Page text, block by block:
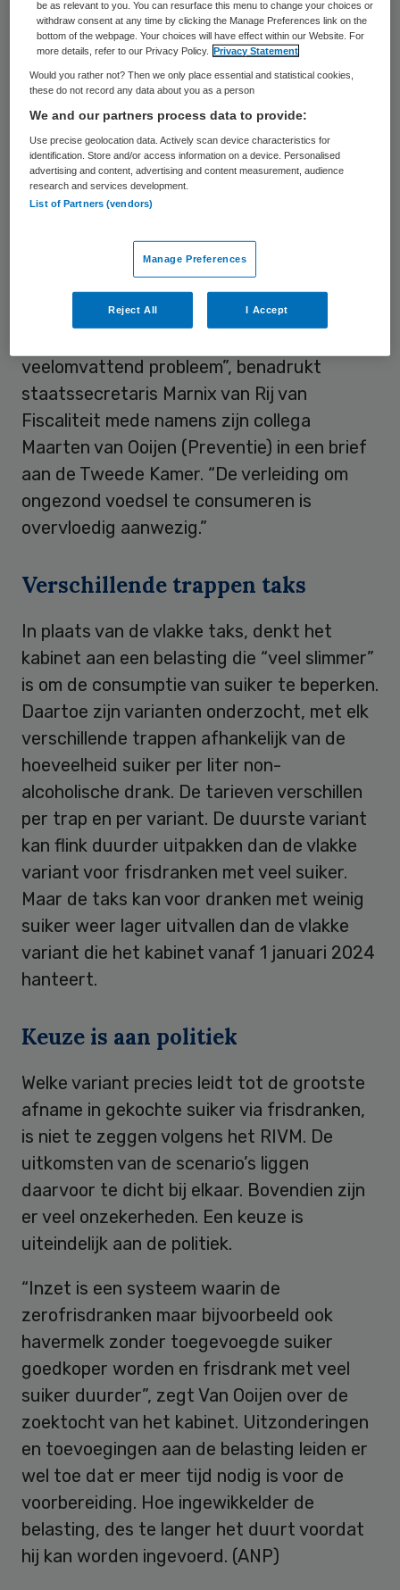
zal vanwege de nodige voorbereiding
sowieso tot zeker 1 januari 2026 op zich
laten wachten.
Suikerbelasting
Het kabinet kondigde in het coalitieakkoord
aan dat het de taks op suikerhoudende
volgend jaar. Maar het kabinet kijkt dus ook
naar een specifieke suikerbelasting voor
frisdranken om het consumeren van suiker
veelomvattend probleem”, benadrukt
staatssecretaris Marnix van Rij van
Fiscaliteit mede namens zijn collega
Maarten van Ooijen (Preventie) in een brief
aan de Tweede Kamer. “De verleiding om
ongezond voedsel te consumeren is
overvloedig aanwezig.”
Verschillende trappen taks
In plaats van de vlakke taks, denkt het
kabinet aan een belasting die “veel slimmer”
is om de consumptie van suiker te beperken.
Daartoe zijn varianten onderzocht, met elk
verschillende trappen afhankelijk van de
hoeveelheid suiker per liter non-
alcoholische drank. De tarieven verschillen
per trap en per variant. De duurste variant
kan flink duurder uitpakken dan de vlakke
variant voor frisdranken met veel suiker.
Maar de taks kan voor dranken met weinig
suiker weer lager uitvallen dan de vlakke
variant die het kabinet vanaf 1 januari 2024
hanteert.
Keuze is aan politiek
Welke variant precies leidt tot de grootste
afname in gekochte suiker via frisdranken,
is niet te zeggen volgens het RIVM. De
uitkomsten van de scenario’s liggen
daarvoor te dicht bij elkaar. Bovendien zijn
er veel onzekerheden. Een keuze is
uiteindelijk aan de politiek.
“Inzet is een systeem waarin de
zerofrisdranken maar bijvoorbeeld ook
havermelk zonder toegevoegde suiker
goedkoper worden en frisdrank met veel
suiker duurder”, zegt Van Ooijen over de
zoektocht van het kabinet. Uitzonderingen
en toevoegingen aan de belasting leiden er
wel toe dat er meer tijd nodig is voor de
voorbereiding. Hoe ingewikkelder de
belasting, des te langer het duurt voordat
hij kan worden ingevoerd. (ANP)
be as relevant to you. You can resurface this menu to change your choices or
withdraw consent at any time by clicking the Manage Preferences link on the
bottom of the webpage. Your choices will have effect within our Website. For
more details, refer to our Privacy Policy.
Privacy Statement
Would you rather not? Then we only place essential and statistical cookies,
these do not record any data about you as a person
We and our partners process data to provide:
Use precise geolocation data. Actively scan device characteristics for
identification. Store and/or access information on a device. Personalised
advertising and content, advertising and content measurement, audience
research and services development.
List of Partners (vendors)
Manage Preferences
Reject All I Accept